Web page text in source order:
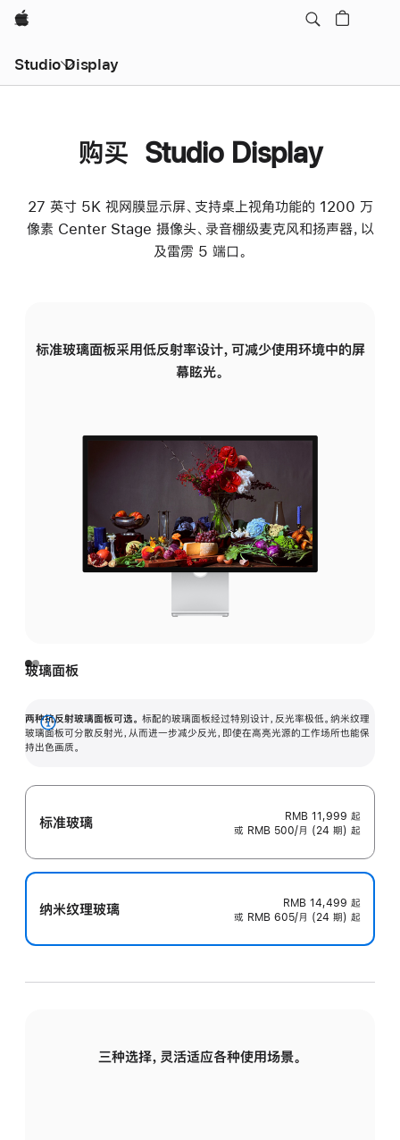
Apple
Studio Display
购买 Studio Display
27 英寸 5K 视网膜显示屏、支持桌上视角功能的 1200 万
像素 Center Stage 摄像头、录音棚级麦克风和扬声器，以
及雷雳 5 端口。
标准玻璃面板采用低反射率设计，可减少使用环境中的屏
幕眩光。
玻璃面板
两种抗反射玻璃面板可选。 标配的玻璃面板经过特别设计，反光率极低。纳米纹理
玻璃面板可分散反射光，从而进一步减少反光，即使在高亮光源的工作场所也能保
持出色画质。
展
开
标准玻璃 RMB 11,999 起
或 RMB 500/月 (24 期) 起
纳米纹理玻璃 RMB 14,499 起
或 RMB 605/月 (24 期) 起
三种选择，灵活适应各种使用场景。